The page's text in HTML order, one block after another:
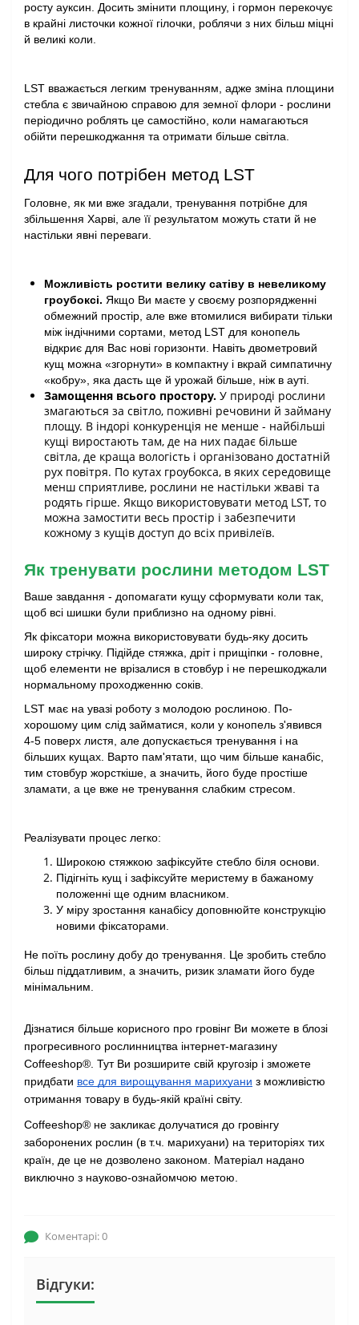
росту ауксин. Досить змінити площину, і гормон перекочує
в крайні листочки кожної гілочки, роблячи з них більш міцні
й великі коли.
LST вважається легким тренуванням, адже зміна площини
стебла є звичайною справою для земної флори - рослини
періодично роблять це самостійно, коли намагаються
обійти перешкоджання та отримати більше світла.
Для чого потрібен метод LST
Головне, як ми вже згадали, тренування потрібне для
збільшення Харві, але її результатом можуть стати й не
настільки явні переваги.
Можливість ростити велику сатіву в невеликому
гроубоксі. Якщо Ви маєте у своєму розпорядженні
обмежний простір, але вже втомилися вибирати тільки
між індічними сортами, метод LST для конопель
відкриє для Вас нові горизонти. Навіть двометровий
кущ можна «згорнути» в компактну і вкрай симпатичну
«кобру», яка дасть ще й урожай більше, ніж в ауті.
Замощення всього простору. У природі рослини
змагаються за світло, поживні речовини й займану
площу. В індорі конкуренція не менше - найбільші
кущі виростають там, де на них падає більше
світла, де краща вологість і організовано достатній
рух повітря. По кутах гроубокса, в яких середовище
менш сприятливе, рослини не настільки жваві та
родять гірше. Якщо використовувати метод LST, то
можна замостити весь простір і забезпечити
кожному з кущів доступ до всіх привілеїв.
Як тренувати рослини методом LST
Ваше завдання - допомагати кущу сформувати коли так,
щоб всі шишки були приблизно на одному рівні.
Як фіксатори можна використовувати будь-яку досить
широку стрічку. Підійде стяжка, дріт і прищіпки - головне,
щоб елементи не врізалися в стовбур і не перешкоджали
нормальному проходженню соків.
LST має на увазі роботу з молодою рослиною. По-
хорошому цим слід займатися, коли у конопель з'явився
4-5 поверх листя, але допускається тренування і на
більших кущах. Варто пам'ятати, що чим більше канабіс,
тим стовбур жорсткіше, а значить, його буде простіше
зламати, а це вже не тренування слабким стресом.
Реалізувати процес легко:
Широкою стяжкою зафіксуйте стебло біля основи.
Підігніть кущ і зафіксуйте меристему в бажаному
положенні ще одним власником.
У міру зростання канабісу доповнюйте конструкцію
новими фіксаторами.
Не поїть рослину добу до тренування. Це зробить стебло
більш піддатливим, а значить, ризик зламати його буде
мінімальним.
Дізнатися більше корисного про гровінг Ви можете в блозі
прогресивного рослинництва інтернет-магазину
Coffeeshop®. Тут Ви розширите свій кругозір і зможете
придбати все для вирощування марихуани з можливістю
отримання товару в будь-якій країні світу.
Coffeeshop® не закликає долучатися до гровінгу
заборонених рослин (в т.ч. марихуани) на територіях тих
країн, де це не дозволено законом. Матеріал надано
виключно з науково-ознайомчою метою.
Коментарі: 0
Відгуки: